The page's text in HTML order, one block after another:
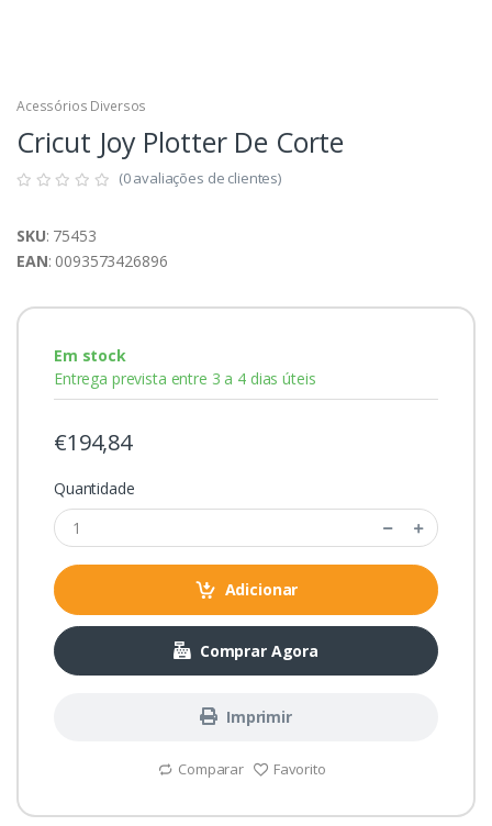
Acessórios Diversos
Cricut Joy Plotter De Corte
(0 avaliações de clientes)
SKU: 75453
EAN: 0093573426896
Em stock
Entrega prevista entre 3 a 4 dias úteis
€194,84
Quantidade
Adicionar
Comprar Agora
Imprimir
Comparar Favorito